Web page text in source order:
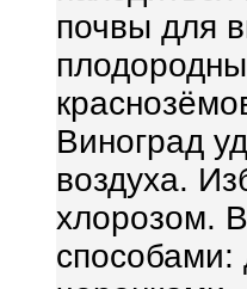
почвы для
Виноград
воздуха.
хлорозом.
способами: